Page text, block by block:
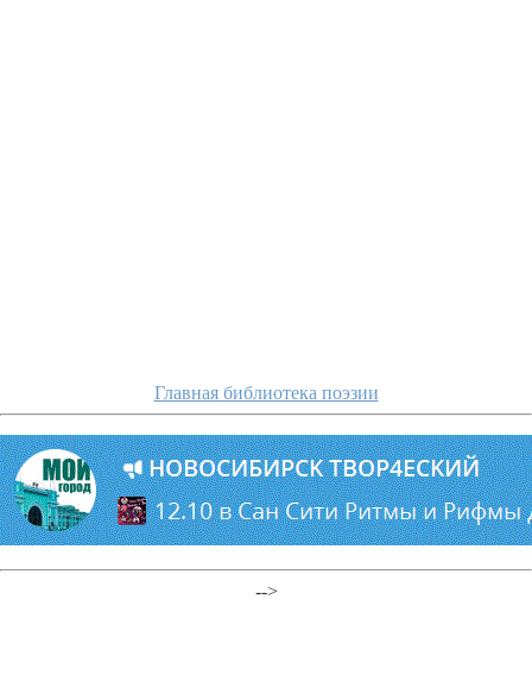
Главная библиотека поэзии
-->